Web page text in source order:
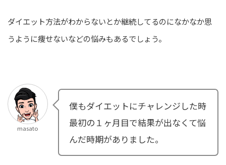
ダイエット方法がわからないとか継続してるのになかなか思
うように痩せないなどの悩みもあるでしょう。
masato
僕もダイエットにチャレンジした時
最初の１ヶ月目で結果が出なくて悩
んだ時期がありました。